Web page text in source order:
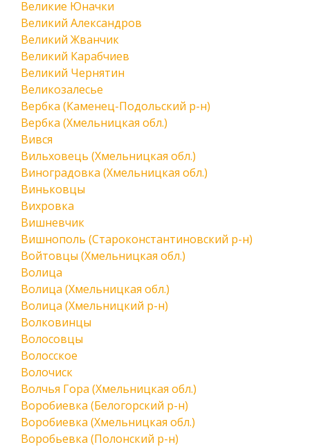
Великие Юначки
Великий Александров
Великий Жванчик
Великий Карабчиев
Великий Чернятин
Великозалесье
Вербка (Каменец-Подольский р-н)
Вербка (Хмельницкая обл.)
Вився
Вильховець (Хмельницкая обл.)
Виноградовка (Хмельницкая обл.)
Виньковцы
Вихровка
Вишневчик
Вишнополь (Староконстантиновский р-н)
Войтовцы (Хмельницкая обл.)
Волица
Волица (Хмельницкая обл.)
Волица (Хмельницкий р-н)
Волковинцы
Волосовцы
Волосское
Волочиск
Волчья Гора (Хмельницкая обл.)
Воробиевка (Белогорский р-н)
Воробиевка (Хмельницкая обл.)
Воробьевка (Полонский р-н)